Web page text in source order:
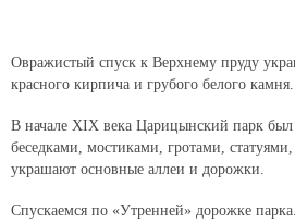
Овражистый спуск к Верхнему пруду
красного кирпича и грубого белого камня.
В начале XIX века Царицынский парк
беседками, мостиками, гротами,
украшают основные аллеи и дорожки.
Спускаемся по «Утренней» дорожке